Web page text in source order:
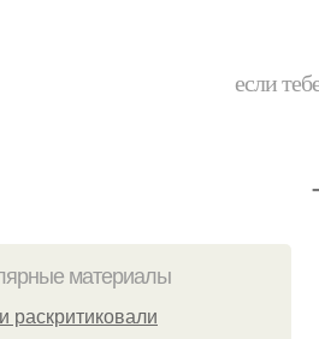
если
материалы
раскритиковали